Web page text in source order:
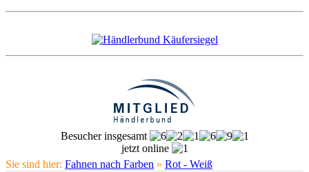
Besucher insgesamt
jetzt online
Sie sind hier: Fahnen nach Farben » Rot - Weiß